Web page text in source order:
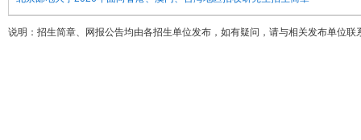
说明：招生简章、网报公告均由各招生单位发布，如有疑问，请与相关发布单位